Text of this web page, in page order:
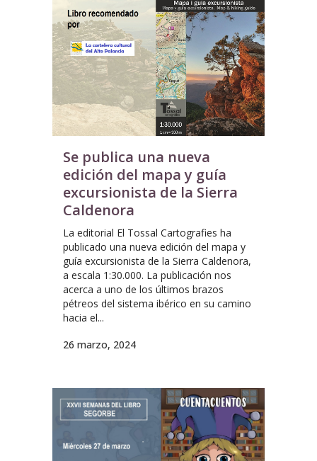
Se publica una nueva
edición del mapa y guía
excursionista de la Sierra
Caldenora
La editorial El Tossal Cartografies ha
publicado una nueva edición del mapa y
guía excursionista de la Sierra Caldenora,
a escala 1:30.000. La publicación nos
acerca a uno de los últimos brazos
pétreos del sistema ibérico en su camino
hacia el...
26 marzo, 2024